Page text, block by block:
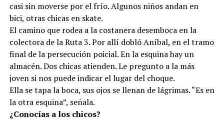
casi sin moverse por el frío. Algunos niños andan en
bici, otras chicas en skate.
El camino que rodea a la costanera desemboca en la
colectora de la Ruta 3. Por allí dobló Aníbal, en el tramo
final de la persecución poicial. En la esquina hay un
almacén. Dos chicas atienden. Le pregunto a la más
joven si nos puede indicar el lugar del choque.
Ella se tapa la boca, sus ojos se llenan de lágrimas. “Es en
la otra esquina”, señala.
¿Conocías a los chicos?